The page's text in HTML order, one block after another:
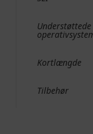
Understøttede
Kortlængde
Tilbehør